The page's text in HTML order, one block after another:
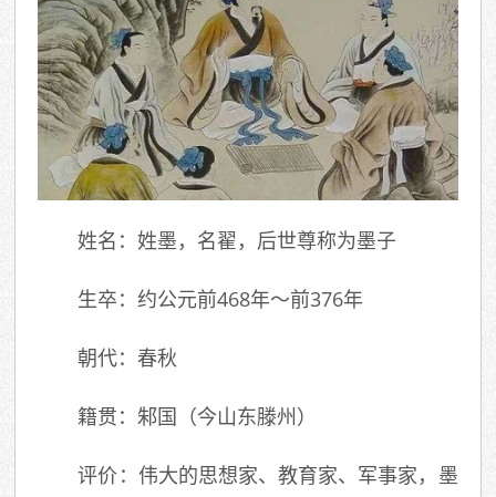
姓名：姓墨，名翟，后世尊称为墨子
生卒：约公元前468年～前376年
朝代：春秋
籍贯：邾国（今山东滕州）
评价：伟大的思想家、教育家、军事家，墨